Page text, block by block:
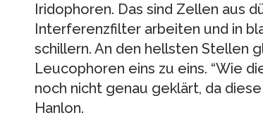
Iridophoren. Das sind Zellen aus
Interferenzfilter arbeiten und in
schillern. An den hellsten Stellen
Leucophoren eins zu eins. “Wie
noch nicht genau geklärt, da
Hanlon.